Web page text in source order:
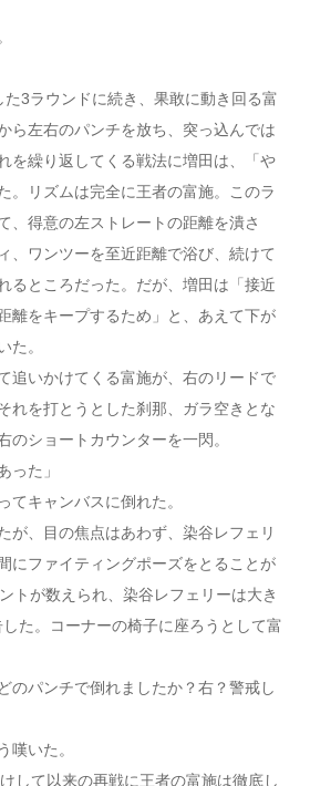
3ラウンドに続き、果敢に動き回る富
ら左右のパンチを放ち、突っ込んでは
を繰り返してくる戦法に増田は、「や
。リズムは完全に王者の富施。このラ
、得意の左ストレートの距離を潰さ
、ワンツーを至近距離で浴び、続けて
るところだった。だが、増田は「接近
離をキープするため」と、あえて下が
た。
追いかけてくる富施が、右のリードで
れを打とうとした刹那、ガラ空きとな
のショートカウンターを一閃。
った」
キャンバスに倒れた。
が、目の焦点はあわず、染谷レフェリ
にファイティングポーズをとることが
トが数えられ、染谷レフェリーは大き
た。コーナーの椅子に座ろうとして富
のパンチで倒れましたか？右？警戒し
いた。
して以来の再戦に王者の富施は徹底し